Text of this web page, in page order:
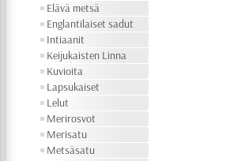
Elävä metsä
Englantilaiset sadut
Intiaanit
Keijukaisten Linna
Kuvioita
Lapsukaiset
Lelut
Merirosvot
Merisatu
Metsäsatu